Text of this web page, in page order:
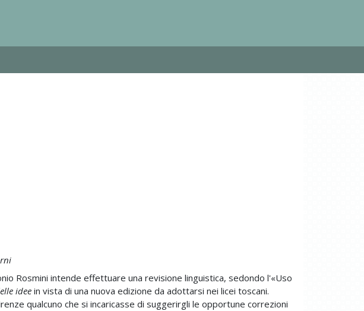
Rosmini intende effettuare una revisione linguistica, sedondo l'«Uso
ideein vista di una nuova edizione da adottarsi nei licei toscani.
qualcuno che si incaricasse di suggerirgli le opportune correzioni